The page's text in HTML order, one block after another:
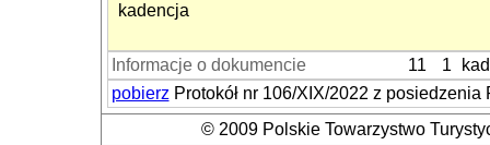
kadencja
Informacje o dokumencie 11 1
pobierz Protokół nr 106/XIX/2022 z
© 2009 Polskie Towarzystwo